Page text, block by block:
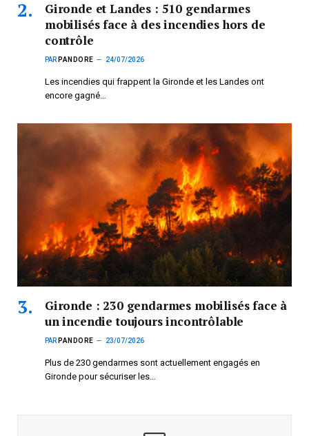
Gironde et Landes : 510 gendarmes
mobilisés face à des incendies hors de
contrôle
PAR PANDORE 24/07/2026
Les incendies qui frappent la Gironde et les Landes ont
encore gagné…
Gironde : 230 gendarmes mobilisés face à
un incendie toujours incontrôlable
PAR PANDORE 23/07/2026
Plus de 230 gendarmes sont actuellement engagés en
Gironde pour sécuriser les…